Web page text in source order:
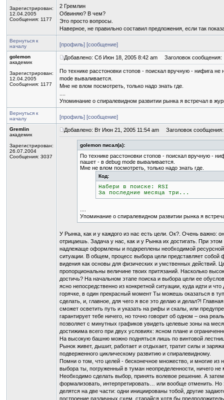
Зарегистрирован:
12.04.2005
Сообщения: 1177
2 Гремлин
Обвиняю? В чем?
Это просто вопросы.
Наверное, не правильно составил предложения, если так
Вернуться к
началу
[профиль] [сообщение]
golemon
академик
Зарегистрирован:
12.04.2005
Сообщения: 1177
Добавлено: Сб Июн 18, 2005 8:42 am Заголовок сообщения:
По технике расстоновки стопов - поискал вручную - нифига
mode вываливается.
Мне не влом посмотреть, только надо знать где.
Упоминание о спиралевидном развитии рынка я встречал в
Вернуться к
началу
[профиль] [сообщение]
Gremlin
академик
Зарегистрирован:
26.07.2004
Сообщения: 3037
Добавлено: Вт Июн 21, 2005 11:54 am Заголовок сообщения:
golemon писал(а):
По технике расстоновки стопов - поискал вручную -
пашет - в debug mode вываливается.
Мне не влом посмотреть, только надо знать где.
Код:
Набери в поиске: RSI
За последние месяца три...
Упоминание о спиралевидном развитии рынка я
У Рынка, как и у каждого из нас есть цели. Ок?. Очень важно:
отрицаешь. Задача у нас, как и у Рынка их достигать. При
надлежаще оформлены и подкреплены необходимой
ситуации. В общем, процесс выбора цели представляет собой
видения как основы для физических и умственных действий.
пропорциональны величине твоих притязаний. Насколько
достичь? На начальном этапе поиска и выбора цели ее
ясно непосредственно из конкретной ситуации, куда идти и
горячке, в один прекрасный момент Ты можешь оказаться в
сделать, и, главное, для чего я все это делаю и делал?!
сможет осветить путь и указать на рифы и скалы, или
гарантирует тебе ничего, но точно говорит об одном – она
позволяет с минутных графиков увидеть целевые зоны на
достижима всего при двух условиях: ясном плане и
На высокую башню можно подняться лишь по винтовой
Рынок живет, дышит, работает и отдыхает, тратит силы и
подверженного циклическому развитию и спиралевидному.
Помни о том, что целей - бесконечное множество, и многие
выбора ты, погруженный в туман неопределенности, ничего
Необходимо сделать выбор, принять волевое решение. А
формализовать, интерпретировать… или вообще отменить.
делятся на две части: одни инициированы тобой, другие
построение различных схем, старайся хотя бы